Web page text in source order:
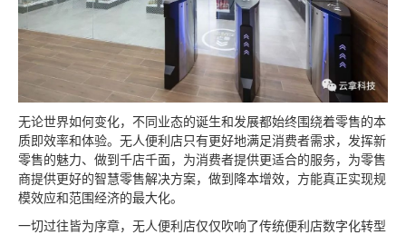
无论世界如何变化，不同业态的诞生和发展都始终围绕着零售的本
质即效率和体验。无人便利店只有更好地满足消费者需求，发挥新
零售的魅力、做到千店千面，为消费者提供更适合的服务，为零售
商提供更好的智慧零售解决方案，做到降本增效，方能真正实现规
模效应和范围经济的最大化。
一切过往皆为序章，无人便利店仅仅吹响了传统便利店数字化转型